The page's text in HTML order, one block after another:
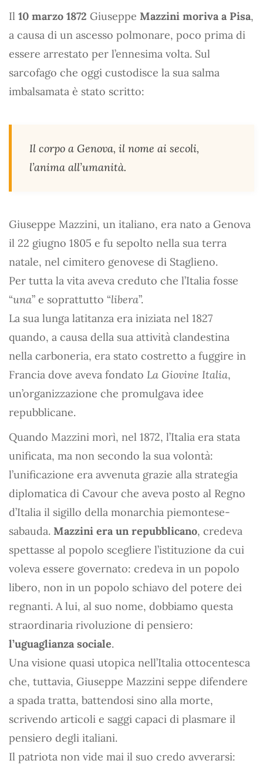
Il 10 marzo 1872 Giuseppe Mazzini moriva a Pisa,
a causa di un ascesso polmonare, poco prima di
essere arrestato per l’ennesima volta. Sul
sarcofago che oggi custodisce la sua salma
imbalsamata è stato scritto:
Il corpo a Genova, il nome ai secoli,
l’anima all’umanità.
Giuseppe Mazzini, un italiano, era nato a Genova
il 22 giugno 1805 e fu sepolto nella sua terra
natale, nel cimitero genovese di Staglieno.
Per tutta la vita aveva creduto che l’Italia fosse
“una” e soprattutto “libera”.
La sua lunga latitanza era iniziata nel 1827
quando, a causa della sua attività clandestina
nella carboneria, era stato costretto a fuggire in
Francia dove aveva fondato La Giovine Italia,
un’organizzazione che promulgava idee
repubblicane.
Quando Mazzini morì, nel 1872, l’Italia era stata
unificata, ma non secondo la sua volontà:
l’unificazione era avvenuta grazie alla strategia
diplomatica di Cavour che aveva posto al Regno
d’Italia il sigillo della monarchia piemontese-
sabauda. Mazzini era un repubblicano, credeva
spettasse al popolo scegliere l’istituzione da cui
voleva essere governato: credeva in un popolo
libero, non in un popolo schiavo del potere dei
regnanti. A lui, al suo nome, dobbiamo questa
straordinaria rivoluzione di pensiero:
l’uguaglianza sociale.
Una visione quasi utopica nell’Italia ottocentesca
che, tuttavia, Giuseppe Mazzini seppe difendere
a spada tratta, battendosi sino alla morte,
scrivendo articoli e saggi capaci di plasmare il
pensiero degli italiani.
Il patriota non vide mai il suo credo avverarsi: